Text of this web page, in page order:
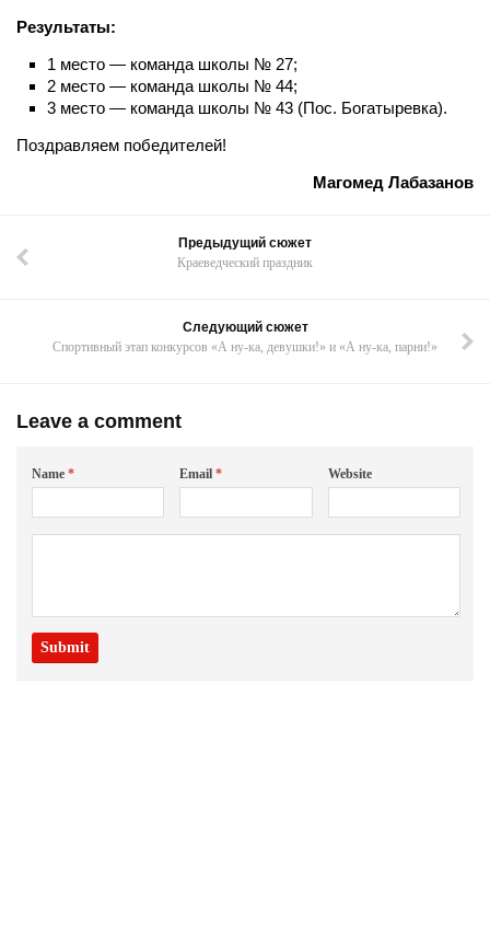
Результаты:
1 место — команда школы № 27;
2 место — команда школы № 44;
3 место — команда школы № 43 (Пос. Богатыревка).
Поздравляем победителей!
Магомед Лабазанов
Предыдущий сюжет
Краеведческий праздник
Следующий сюжет
Cпортивный этап конкурсов «А ну-ка, девушки!» и «А ну-ка, парни!»
Leave a comment
Name * Email* Website